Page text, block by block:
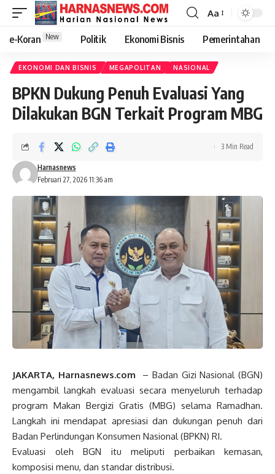
Aa
e-Koran New Politik Ekonomi Bisnis Pemerintahan
EKONOMI DAN BISNIS MEGAPOLITAN NASIONAL
BPKN Dukung Penuh Evaluasi Yang
Dilakukan BGN Terkait Program MBG
Februari 27, 2026 11:36 am
Harnasnews
3 Min Read
JAKARTA, Harnasnews.com
– Badan Gizi Nasional (BGN)
mengambil langkah evaluasi secara menyeluruh terhadap
program Makan Bergizi Gratis (MBG) selama Ramadhan.
Langkah ini mendapat apresiasi dan dukungan penuh dari
Badan Perlindungan Konsumen Nasional (BPKN) RI.
Evaluasi oleh BGN itu meliputi perbaikan kemasan,
komposisi menu, dan standar distribusi.